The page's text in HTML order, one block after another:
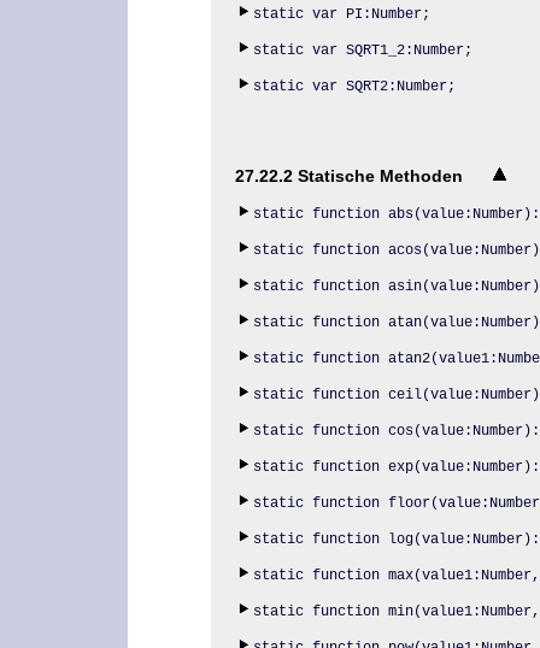
static var PI:Number;
static var SQRT1_2:Number;
static var SQRT2:Number;
27.22.2 Statische Methoden
static function
static function
static function
static function
static function
static function
static function
static function
static function
static function
static function
static function